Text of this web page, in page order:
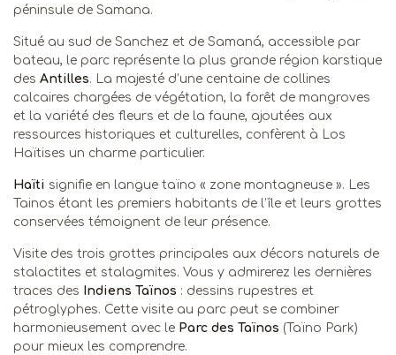
péninsule de Samana.
Situé au sud de Sanchez et de Samaná, accessible par
bateau, le parc représente la plus grande région karstique
des Antilles. La majesté d’une centaine de collines
calcaires chargées de végétation, la forêt de mangroves
et la variété des fleurs et de la faune, ajoutées aux
ressources historiques et culturelles, confèrent à Los
Haïtises un charme particulier.
Haïti signifie en langue taïno « zone montagneuse ». Les
Tainos étant les premiers habitants de l’île et leurs grottes
conservées témoignent de leur présence.
Visite des trois grottes principales aux décors naturels de
stalactites et stalagmites. Vous y admirerez les dernières
traces des Indiens Taïnos : dessins rupestres et
pétroglyphes. Cette visite au parc peut se combiner
harmonieusement avec le Parc des Taïnos (Taïno Park)
pour mieux les comprendre.